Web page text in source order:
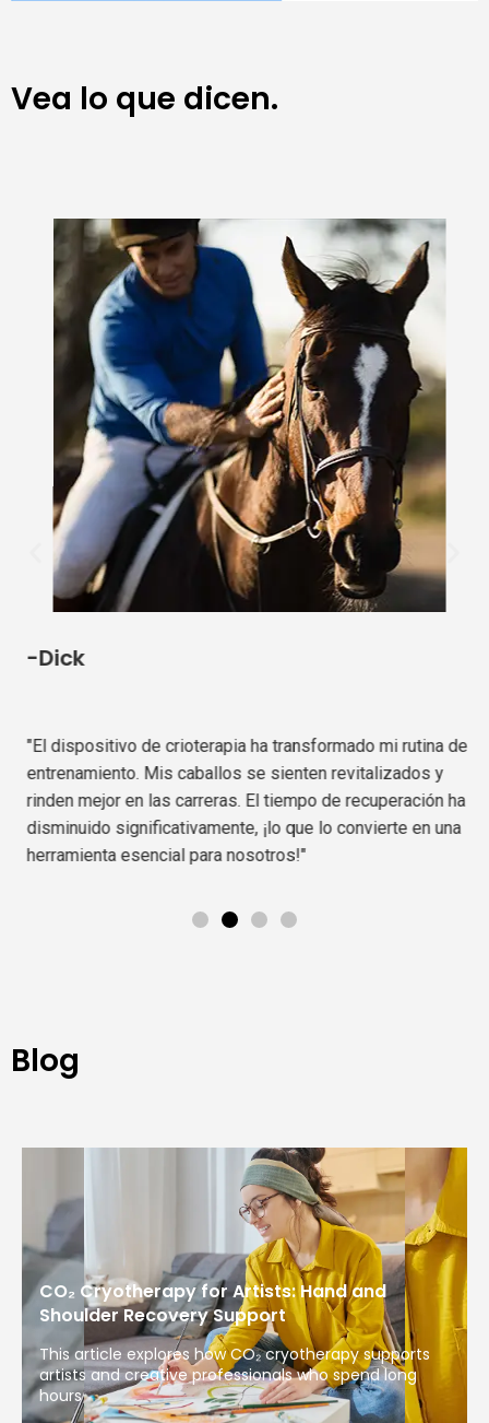
Vea lo que dicen.
-Dick
"El dispositivo de crioterapia ha transformado mi rutina de
entrenamiento. Mis caballos se sienten revitalizados y
rinden mejor en las carreras. El tiempo de recuperación ha
disminuido significativamente, ¡lo que lo convierte en una
herramienta esencial para nosotros!"
Blog
CO₂ Cryotherapy for Artists: Hand and
Shoulder Recovery Support
This article explores how CO₂ cryotherapy supports
artists and creative professionals who spend long
hours